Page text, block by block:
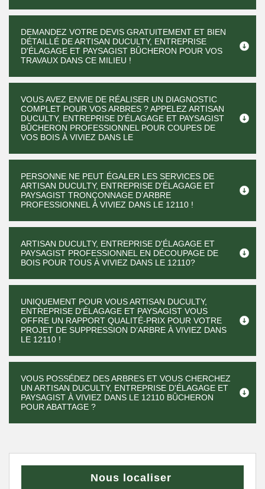
DEMANDEZ VOTRE DEVIS GRATUITEMENT ET BIEN
DÉTAILLÉ DE ARTISAN DUCULTY, ENTREPRISE
D'ÉLAGAGE ET PAYSAGIST BÛCHERON POUR VOS
TRAVAUX DANS CE MILIEU !
VOUS AVEZ ENVIE DE RÉALISER UN DIAGNOSTIC
COMPLET POUR VOS ARBRES ? APPELEZ ARTISAN
DUCULTY, ENTREPRISE D'ÉLAGAGE ET PAYSAGIST
BÛCHERON PROFESSIONNEL POUR COUPES DE
VOS BOIS À VIVIEZ DANS LE
PERSONNE NE PEUT ÉGALER LES SERVICES DE
ARTISAN DUCULTY, ENTREPRISE D'ÉLAGAGE ET
PAYSAGIST TRONÇONNAGE D’ARBRE
PROFESSIONNEL À VIVIEZ DANS LE 12110 !
ARTISAN DUCULTY, ENTREPRISE D'ÉLAGAGE ET
PAYSAGIST PROFESSIONNEL EN DÉCOUPAGE DE
BOIS POUR TOUS À VIVIEZ DANS LE 12110?
UNIQUEMENT POUR VOUS ARTISAN DUCULTY,
ENTREPRISE D'ÉLAGAGE ET PAYSAGIST VOUS
OFFRE UN RAPPORT QUALITÉ-PRIX POUR VOTRE
PROJET DE SUPPRESSION D’ARBRE À VIVIEZ DANS
LE 12110 !
VOUS POSSÉDEZ DES ARBRES ET VOUS CHERCHEZ
UN ARTISAN DUCULTY, ENTREPRISE D'ÉLAGAGE ET
PAYSAGIST À VIVIEZ DANS LE 12110 BÛCHERON
POUR ABATTAGE ?
Nous localiser